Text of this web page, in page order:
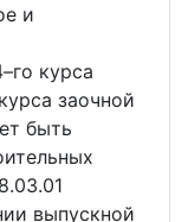
и
курса
заочной
быть
выпускной